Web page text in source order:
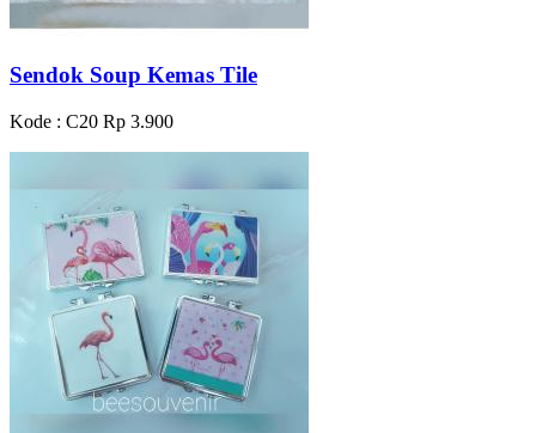
Sendok Soup Kemas Tile
Kode : C20 Rp 3.900